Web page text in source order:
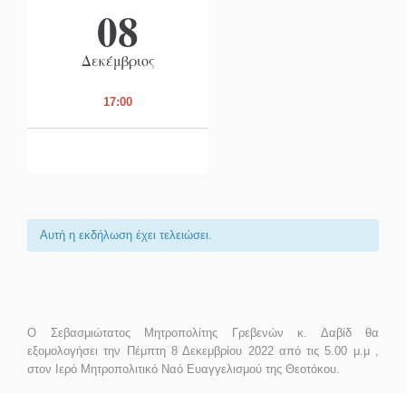
08
Δεκέμβριος
17:00
Αυτή η εκδήλωση έχει τελειώσει.
Ο Σεβασμιώτατος Μητροπολίτης Γρεβενών κ. Δαβίδ θα
εξομολογήσει την Πέμπτη 8 Δεκεμβρίου 2022 από τις 5.00 μ.μ ,
στον Ιερό Μητροπολιτικό Ναό Ευαγγελισμού της Θεοτόκου.